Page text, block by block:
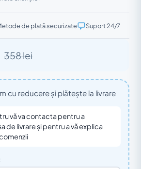
de plată securizate Suport 24/7
358 lei
cu reducere și plătește la livrare
vă va contacta pentru a
de livrare și pentru a vă explica